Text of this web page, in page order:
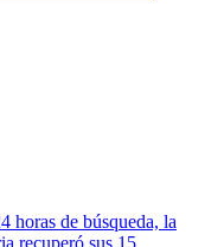
horas de búsqueda, la
recuperó sus 15